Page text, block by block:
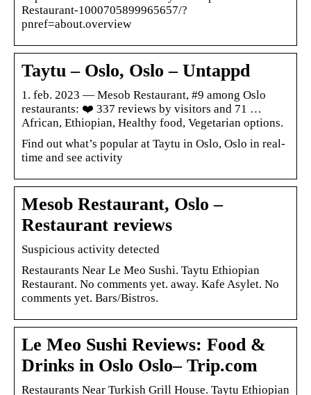
Restaurant-1000705899965657/?
pnref=about.overview
Taytu – Oslo, Oslo – Untappd
1. feb. 2023 — Mesob Restaurant, #9 among Oslo
restaurants: ❤️ 337 reviews by visitors and 71 …
African, Ethiopian, Healthy food, Vegetarian options.
Find out what’s popular at Taytu in Oslo, Oslo in real-
time and see activity
Mesob Restaurant, Oslo –
Restaurant reviews
Suspicious activity detected
Restaurants Near Le Meo Sushi. Taytu Ethiopian
Restaurant. No comments yet. away. Kafe Asylet. No
comments yet. Bars/Bistros.
Le Meo Sushi Reviews: Food &
Drinks in Oslo Oslo– Trip.com
Restaurants Near Turkish Grill House. Taytu Ethiopian